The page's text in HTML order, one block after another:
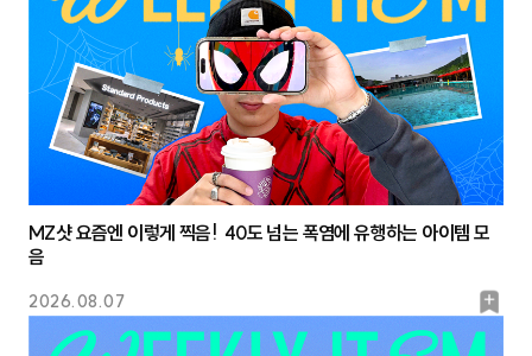
2026.08.07
북
마
MZ샷 요즘엔 이렇게 찍음! 40도 넘는 폭염에 유행하는 아이템 모
음